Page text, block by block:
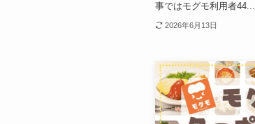
事ではモグモ利用者44...
2026年6月13日